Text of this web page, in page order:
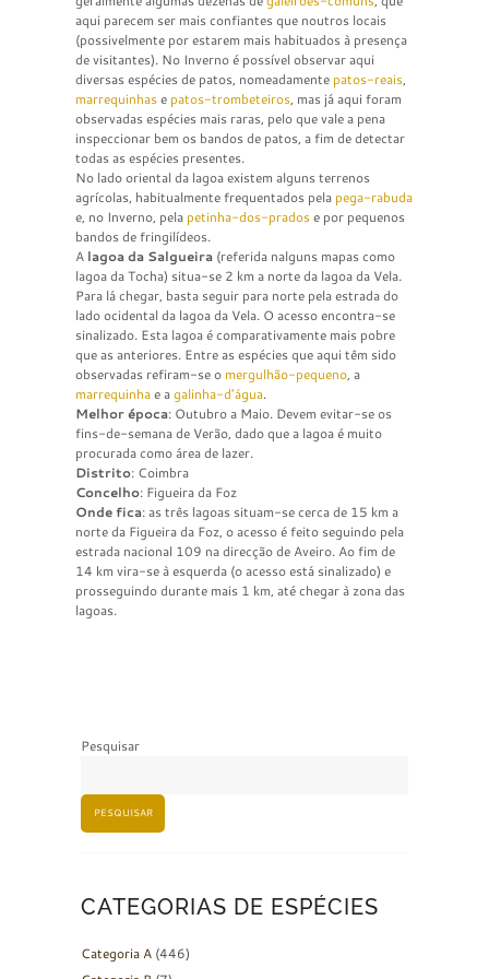
aqui parecem ser mais confiantes que noutros locais
(possivelmente por estarem mais habituados à presença
de visitantes). No Inverno é possível observar aqui
diversas espécies de patos, nomeadamente patos-reais,
marrequinhase patos-trombeteiros, mas já aqui foram
observadas espécies mais raras, pelo que vale a pena
inspeccionar bem os bandos de patos, a fim de detectar
todas as espécies presentes.
No lado oriental da lagoa existem alguns terrenos
agrícolas, habitualmente frequentados pela pega-rabuda
e, no Inverno, pela petinha-dos-pradose por pequenos
bandos de fringilídeos.
A lagoa da Salgueira (referida nalguns mapas como
lagoa da Tocha) situa-se 2 km a norte da lagoa da Vela.
Para lá chegar, basta seguir para norte pela estrada do
lado ocidental da lagoa da Vela. O acesso encontra-se
sinalizado. Esta lagoa é comparativamente mais pobre
que as anteriores. Entre as espécies que aqui têm sido
observadas refiram-se o mergulhão-pequeno, a
marrequinhae agalinha-d’água.
Melhor época: Outubro a Maio. Devem evitar-se os
fins-de-semana de Verão, dado que a lagoa é muito
procurada como área de lazer.
Distrito: Coimbra
Concelho: Figueira da Foz
Onde fica: as três lagoas situam-se cerca de 15 km a
norte da Figueira da Foz, o acesso é feito seguindo pela
estrada nacional 109 na direcção de Aveiro. Ao fim de
14 km vira-se à esquerda (o acesso está sinalizado) e
prosseguindo durante mais 1 km, até chegar à zona das
lagoas.
Pesquisar
PESQUISAR
CATEGORIAS DE ESPÉCIES
Categoria A (446)